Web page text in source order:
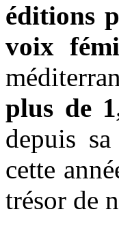
éditions
voix
plus de
depuis
cette
trésor de